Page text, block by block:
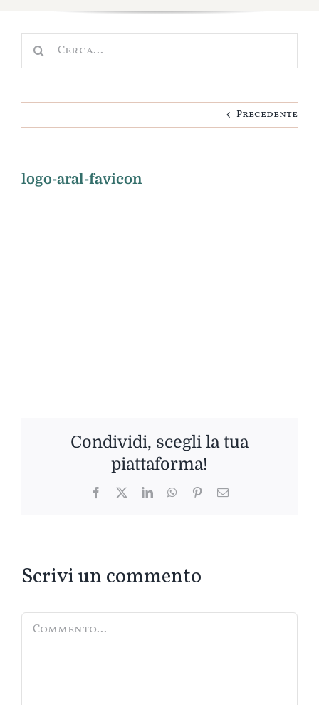
Nascita
per:
Precedente
logo-aral-favicon
Condividi, scegli la tua
piattaforma!
Facebook
TwitterLinkedInWhatsApp
PinterestEmail
Scrivi un commento